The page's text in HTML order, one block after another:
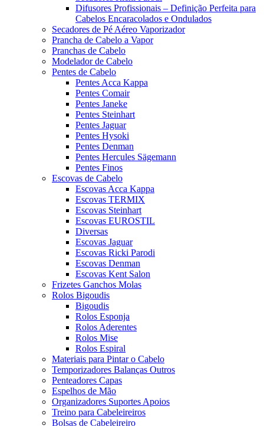
Difusores Profissionais – Definição Perfeita para
Cabelos Encaracolados e Ondulados
Secadores de Pé Aéreo Vaporizador
Prancha de Cabelo a Vapor
Pranchas de Cabelo
Modelador de Cabelo
Pentes de Cabelo
Pentes Acca Kappa
Pentes Comair
Pentes Janeke
Pentes Steinhart
Pentes Jaguar
Pentes Hysoki
Pentes Denman
Pentes Hercules Sägemann
Pentes Finos
Escovas de Cabelo
Escovas Acca Kappa
Escovas TERMIX
Escovas Steinhart
Escovas EUROSTIL
Diversas
Escovas Jaguar
Escovas Ricki Parodi
Escovas Denman
Escovas Kent Salon
Frizetes Ganchos Molas
Rolos Bigoudis
Bigoudis
Rolos Esponja
Rolos Aderentes
Rolos Mise
Rolos Espiral
Materiais para Pintar o Cabelo
Temporizadores Balanças Outros
Penteadores Capas
Espelhos de Mão
Organizadores Suportes Apoios
Treino para Cabeleireiros
Bolsas de Cabeleireiro